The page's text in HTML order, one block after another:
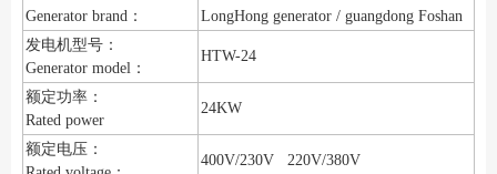
Generator brand：
LongHong generator / guangdong Foshan
发电机型号：
Generator model：
HTW-24
额定功率：
Rated power
24KW
额定电压：
400V/230V 220V/380V